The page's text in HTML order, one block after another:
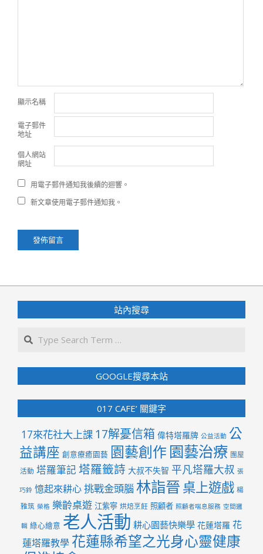
顯示名稱
電子郵件
地址
個人網站
網址
用電子郵件通知我後續的迴響。
新文章使用電子郵件通知我。
站內搜尋
GOOGLE搜尋本站
017 CAFE’ 關鍵字
17來花社大上課 17解憂信箱 偉特塔羅牌 公益活動 公
益講座 創意療癒園藝 園藝創作 園藝治療 團屋
活動 塔羅筆記 塔羅籤詩 大叔不失智 平凡塔羅大叔 張
巧鈴 憶起來耕心挑戰金頭腦 林詣晉桌上遊戲 楊
雅筑 榮格 樂齡桌遊 江紫寧 烘焙烹飪 照顧者 照顧者喘息服務 空間邏
輯 綠心繪意 老人活動 耕心園藝快樂學 花蓮塔羅 花
蓮塔羅教學 花蓮縣希望之光身心靈健康